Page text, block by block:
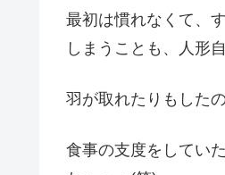
最初は慣れなくて、
しまうことも、人形
羽が取れたりもした
食事の支度をしてい